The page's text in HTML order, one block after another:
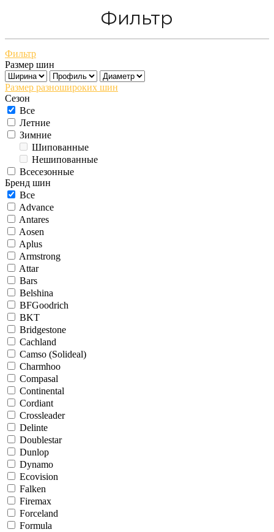
Фильтр
Фильтр
Размер шин
Размер разношироких шин
Сезон
Все
Летние
Зимние
Шипованные
Нешипованные
Всесезонные
Бренд шин
Все
Advance
Antares
Aosen
Aplus
Armstrong
Attar
Bars
Belshina
BFGoodrich
BKT
Bridgestone
Cachland
Camso (Solideal)
Charmhoo
Compasal
Continental
Cordiant
Crossleader
Delinte
Doublestar
Dunlop
Dynamo
Ecovision
Falken
Firemax
Forceland
Formula